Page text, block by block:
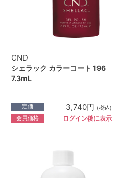
CND
シェラック カラーコート 196
7.3mL
定価 3,740円 (税込)
会員価格 ログイン後に表示